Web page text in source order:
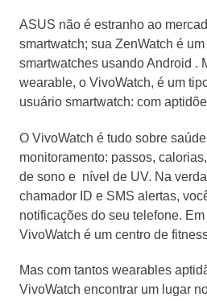
ASUS não é estranho ao
smartwatch; sua ZenWatch é
smartwatches usando Android .
wearable, o VivoWatch, é um
usuário smartwatch: com
O VivoWatch é tudo sobre
monitoramento: passos,
de sono e nível de UV. Na
chamador ID e SMS alertas,
notificações do seu telefone.
VivoWatch é um centro de
Mas com tantos wearables
VivoWatch encontrar um lugar